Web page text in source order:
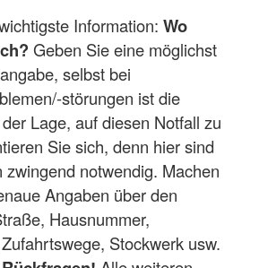
Information: Wo
Geben Sie eine möglichst
selbst bei
störungen ist die
Lage, auf diesen Notfall zu
Sie sich, denn hier sind
zwingend notwendig. Machen
Angaben über den
Hausnummer,
Stockwerk usw.